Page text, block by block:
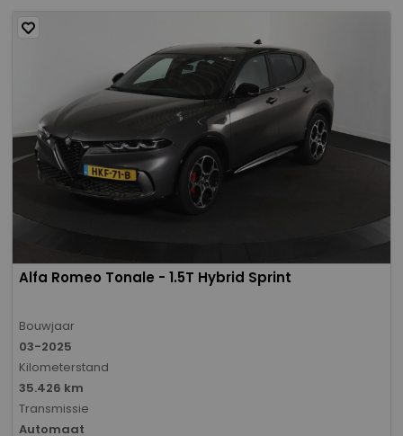
Alfa Romeo Tonale - 1.5T Hybrid Sprint
Bouwjaar
03-2025
Kilometerstand
35.426 km
Transmissie
Automaat